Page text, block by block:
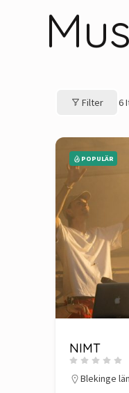
Filter 6
POPULÄR
NIMT
Blekinge län